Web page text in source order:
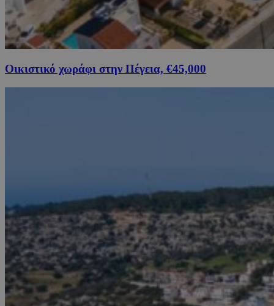
Οικιστικό χωράφι στην Πέγεια, €45,000